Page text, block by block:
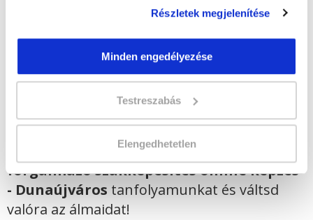
Részletek megjelenítése
Minden engedélyezése
Testreszabás
Elengedhetetlen
Lehet még jelentkezni?
Jelentkezem!
Gyógyászati segédeszköz
forgalmazó szakképesítés online képzés
- Dunaújváros tanfolyamunkat és váltsd
valóra az álmaidat!